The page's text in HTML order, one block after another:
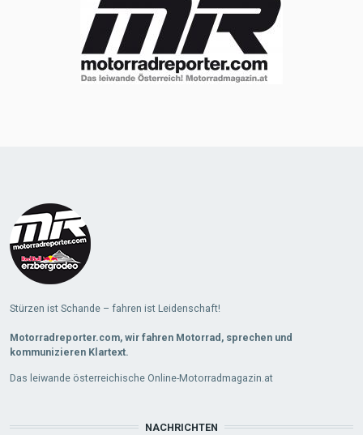
Stürzen ist Schande – fahren ist Leidenschaft!
Motorradreporter.com, wir fahren Motorrad, sprechen und
kommunizieren Klartext.
Das leiwande österreichische Online-Motorradmagazin.at
NACHRICHTEN